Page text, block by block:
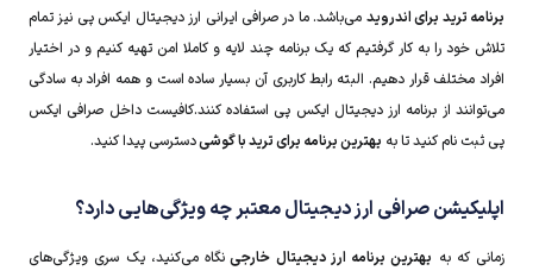
برنامه ترید برای اندروید می‌‌باشد. ما در صرافی ایرانی ارز دیجیتال ایکس پی نیز تمام
تلاش خود را به کار گرفتیم که یک برنامه چند لایه و کاملا امن تهیه کنیم و در اختیار
افراد مختلف قرار دهیم. البته رابط کاربری آن بسیار ساده است و همه افراد به سادگی
می‌توانند از برنامه ارز دیجیتال ایکس پی استفاده کنند.کافیست داخل صرافی ایکس
پی ثبت نام کنید تا به بهترین برنامه برای ترید با گوشیدسترسی پیدا کنید.
اپلیکیشن صرافی ارز دیجیتال معتبر چه ویژگی‌هایی دارد؟
زمانی که به بهترین برنامه ارز دیجیتال خارجی نگاه می‌کنید، یک سری ویژگی‌های